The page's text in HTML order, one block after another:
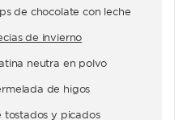
de chocolate con leche
de invierno
neutra en polvo
de higos
tostados y picados